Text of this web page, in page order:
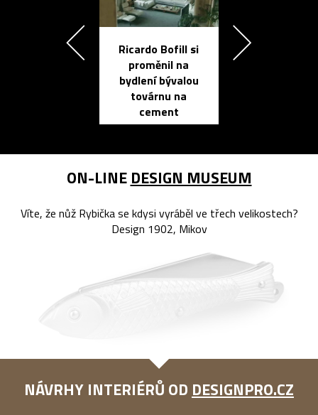
Ricardo Bofill si
proměnil na
bydlení bývalou
továrnu na
cement
ON-LINE DESIGN MUSEUM
Víte, že nůž Rybička se kdysi vyráběl ve třech velikostech?
Design 1902, Mikov
NÁVRHY INTERIÉRŮ OD DESIGNPRO.CZ